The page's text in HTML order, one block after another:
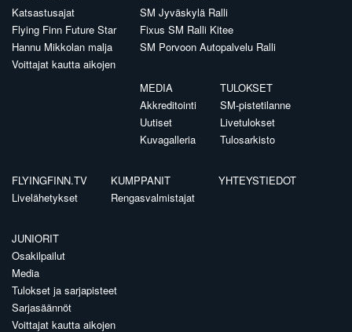
Katsastusajat
Flying Finn Future Star
Hannu Mikkolan malja
Voittajat kautta aikojen
SM Jyväskylä Ralli
Fixus SM Ralli Kitee
SM Porvoon Autopalvelu Ralli
MEDIA
Akkreditointi
Uutiset
Kuvagalleria
TULOKSET
SM-pistetilanne
Livetulokset
Tulosarkisto
FLYINGFINN.TV
Livelähetykset
KUMPPANIT
Rengasvalmistajat
YHTEYSTIEDOT
JUNIORIT
Osakilpailut
Media
Tulokset ja sarjapisteet
Sarjasäännöt
Voittajat kautta aikojen